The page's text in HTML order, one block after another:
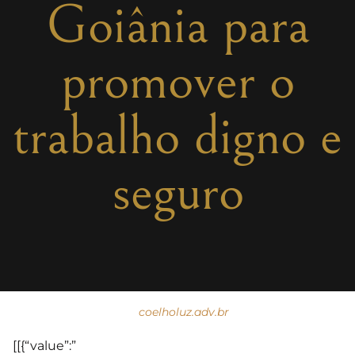
Goiânia para
promover o
trabalho digno e
seguro
coelholuz.adv.br
[[{“value”:”